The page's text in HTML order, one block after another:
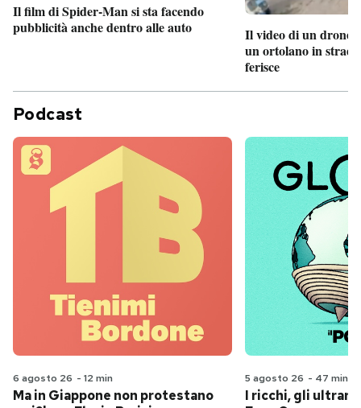
Il film di Spider-Man si sta facendo
pubblicità anche dentro alle auto
Il video di un drone
un ortolano in
ferisce
Podcast
6 agosto 26 - 12 min
Ma in Giappone non protestano
5 agosto 26 - 47 min
I ricchi, gli